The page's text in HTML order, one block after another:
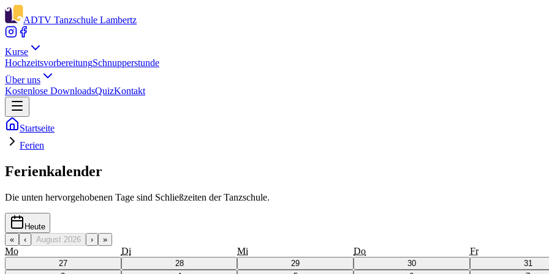
ADTV Tanzschule Lambertz
Kurse
HochzeitsvorbereitungSchnupperstunde
Über uns
Kostenlose DownloadsQuizKontakt
Startseite
Ferien
Ferienkalender
Die unten hervorgehobenen Tage sind Schließzeiten der Tanzschule.
Heute
«
‹ August 2026 › »
Mo Di Mi Do Fr
27 28 29 30 31